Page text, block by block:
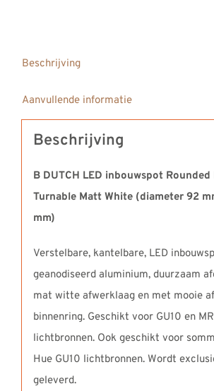
Beschrijving
Aanvullende informatie
Beschrijving
B DUTCH LED inbouwspot Rounded
Turnable Matt White (diameter 92
mm)
Verstelbare, kantelbare, LED
geanodiseerd aluminium, duurzaam
mat witte afwerklaag en met mooie
binnenring. Geschikt voor GU10 en
lichtbronnen. Ook geschikt voor
Hue GU10 lichtbronnen. Wordt
geleverd.